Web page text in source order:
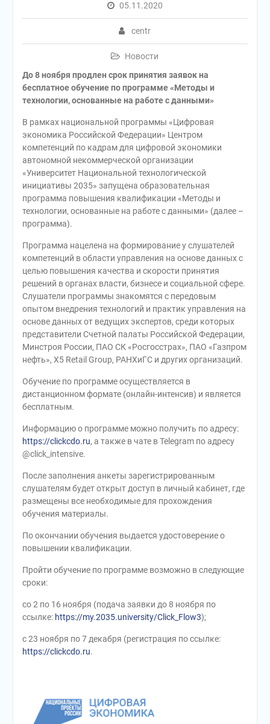
05.11.2020
centr
Новости
До 8 ноября продлен срок принятия заявок на
бесплатное обучение по программе«Методы и
технологии, основанные на работе с данными»
В рамках национальной программы «Цифровая
экономика Российской Федерации» Центром
компетенций по кадрам для цифровой экономики
автономной некоммерческой организации
«Университет Национальной технологической
инициативы 2035» запущена образовательная
программа повышения квалификации «Методы и
технологии, основанные на работе с данными» (далее –
программа).
Программа нацелена на формирование у слушателей
компетенций в области управления на основе данных с
целью повышения качества и скорости принятия
решений в органах власти, бизнесе и социальной сфере.
Слушатели программы знакомятся с передовым
опытом внедрения технологий и практик управления на
основе данных от ведущих экспертов, среди которых
представители Счетной палаты Российской Федерации,
Минстроя России, ПАО СК «Росгосстрах», ПАО «Газпром
нефть», X5 Retail Group, РАНХиГС и других организаций.
Обучение по программе осуществляется в
дистанционном формате (онлайн-интенсив) и является
бесплатным.
Информацию о программе можно получить по адресу:
https://clickcdo.ru, а также в чате в Telegram по адресу
@click_intensive.
После заполнения анкеты зарегистрированным
слушателям будет открыт доступ в личный кабинет, где
размещены все необходимые для прохождения
обучения материалы.
По окончании обучения выдается удостоверение о
повышении квалификации.
Пройти обучение по программе возможно в следующие
сроки:
со 2 по 16 ноября (подача заявки до 8 ноября по
ссылке: https://my.2035.university/Click_Flow3);
с 23 ноября по 7 декабря (регистрация по ссылке:
https://clickcdo.ru.